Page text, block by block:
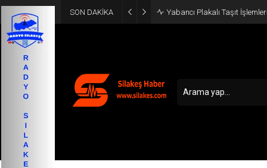
SON DAKİKA Yabancı Plakalı Taşıt İşlemleri